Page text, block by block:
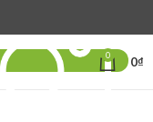
0 0₫